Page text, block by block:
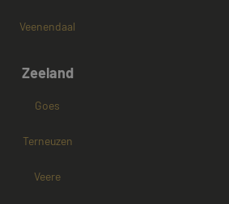
Veenendaal
Zeeland
Goes
Terneuzen
Veere